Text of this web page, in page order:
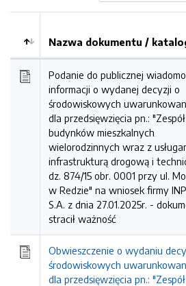
Kolejność
Nazwa dokumentu /
Podanie do publicznej
informacji o wydanej decyzji o
środowiskowych
dla przedsięwzięcia pn.: "Zespół
budynków mieszkalnych
wielorodzinnych wraz z
infrastrukturą drogową i
dz. 874/15 obr. 0001 przy ul.
w Redzie" na wniosek firmy
S.A. z dnia 27.01.2025r. -
stracił ważność
Obwieszczenie o wydaniu
środowiskowych
dla przedsięwzięcia pn.: "Zespół